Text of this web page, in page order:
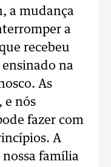
a mudança
a
recebeu
ensinado na
As
e nós
fazer com
A
família